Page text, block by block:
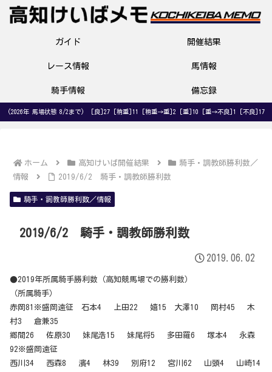
ガイド 開催結果
レース情報 馬情報
騎手情報 備忘録
(2026年 馬場状態 8/2まで) [良]27 [稍重]11 [稍重→重]2 [重]10 [重→不良]1 [不良]17
ホーム 高知けいば開催結果
騎手・調教師勝利数／
情報
2019/6/2 騎手・調教師勝利数
騎手・調教師勝利数／情報
2019/6/2 騎手・調教師勝利数
2019.06.02
●2019年所属騎手勝利数（高知競馬場での勝利数）
（所属騎手）
赤岡81※盛岡遠征 石本4 上田22 嬉15 大澤10 岡村45 木
村3 倉兼35
郷間26 佐原30 妹尾浩15 妹尾将5 多田羅6 塚本4 永森
92※盛岡遠征
西川34 西森8 濱4 林39 別府12 宮川62 山頭4 山崎14